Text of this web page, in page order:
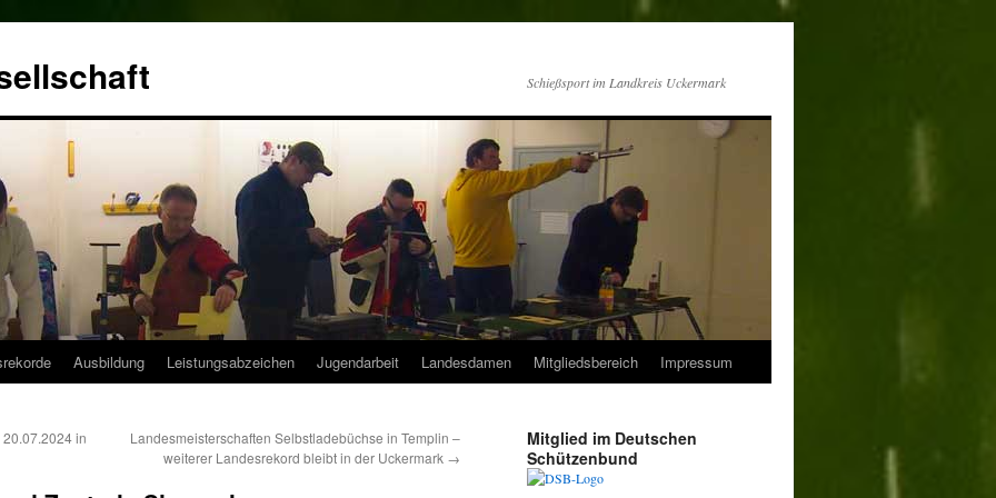
Schießsport im Landkreis Uckermark
Ausbildung Leistungsabzeichen Jugendarbeit Landesdamen Mitgliedsbereich Impressum
in
Landesmeisterschaften Selbstladebüchse in Templin –
weiterer Landesrekord bleibt in der Uckermark →
Mitglied im Deutschen
Schützenbund